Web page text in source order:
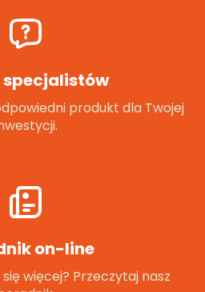
specjalistów
produkt dla Twojej
on-line
więcej? Przeczytaj nasz